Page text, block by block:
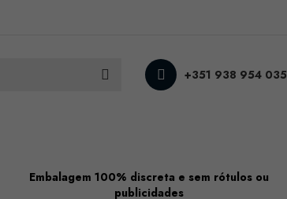
+351 938 954 035
Embalagem 100% discreta e sem rótulos ou
publicidades